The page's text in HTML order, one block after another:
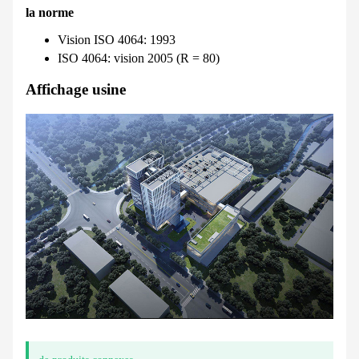
la norme
Vision ISO 4064: 1993
ISO 4064: vision 2005 (R = 80)
Affichage usine